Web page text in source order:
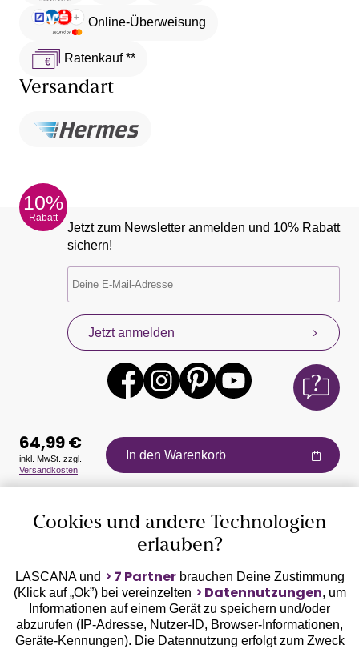
Online-Überweisung
Ratenkauf **
Versandart
10%
Rabatt
Jetzt zum Newsletter anmelden und 10% Rabatt
sichern!
Jetzt anmelden
Auszeichnungen
Geprüfte Sicherheit
64,99 €
inkl. MwSt. zzgl.
Versandkosten
In den Warenkorb
Cookies und andere Technologien
erlauben?
LASCANA und 7 Partnerbrauchen Deine Zustimmung
(Klick auf „Ok”) bei vereinzelten
Datennutzungen, um
Informationen auf einem Gerät zu speichern und/oder
abzurufen (IP-Adresse, Nutzer-ID, Browser-Informationen,
Geräte-Kennungen). Die Datennutzung erfolgt zum Zweck